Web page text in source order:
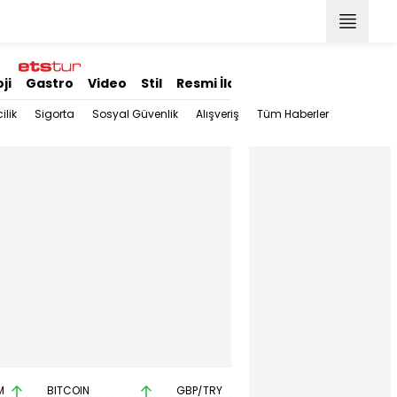
Gastro Video Stil Resmi İlanlar
Sigorta Sosyal Güvenlik Alışveriş Tüm Haberler
BITCOIN GBP/TRY